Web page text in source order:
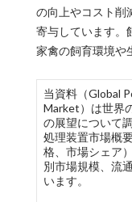
の向上やコスト削
寄与しています。
家禽の飼育環境や
当資料（Global
Market）は世界
の展望について
処理装置市場概
格、市場シェア
別市場規模、流
います。